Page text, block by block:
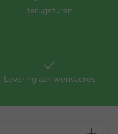
terugsturen
Levering aan wensadres